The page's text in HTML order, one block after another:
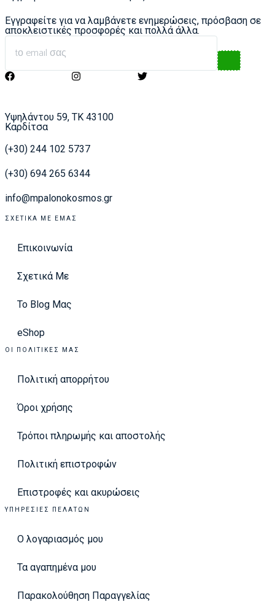
Εγγραφείτε για να λαμβάνετε ενημερώσεις, πρόσβαση σε
αποκλειστικές προσφορές και πολλά άλλα.
Υψηλάντου 59, ΤΚ 43100
Καρδίτσα
(+30) 244 102 5737
(+30) 694 265 6344
info@mpalonokosmos.gr
ΣΧΕΤΙΚΆ ΜΕ ΕΜΆΣ
Επικοινωνία
Σχετικά Με
Το Blog Μας
eShop
ΟΙ ΠΟΛΙΤΙΚΈΣ ΜΑΣ
Πολιτική απορρήτου
Όροι χρήσης
Τρόποι πληρωμής και αποστολής
Πολιτική επιστροφών
Επιστροφές και ακυρώσεις
ΥΠΗΡΕΣΊΕΣ ΠΕΛΑΤΏΝ
Ο λογαριασμός μου
Τα αγαπημένα μου
Παρακολούθηση Παραγγελίας